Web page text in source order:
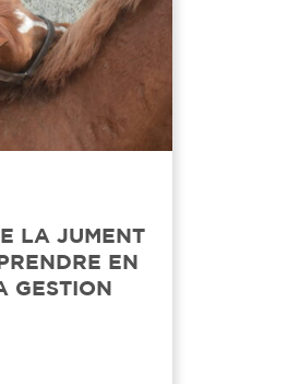
LA JUMENT
EN
GESTION